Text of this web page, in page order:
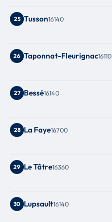
25 Tusson16140
26 Taponnat-Fleurignac16110
27 Bessé16140
28 La Faye16700
29 Le Tâtre16360
30 Lupsault16140